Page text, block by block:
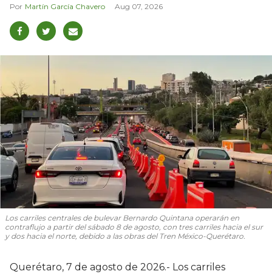
Martín García Chavero Aug 07, 2026
Los carriles centrales de bulevar Bernardo Quintana operarán en
contraflujo a partir del sábado 8 de agosto, con tres carriles hacia el sur
y dos hacia el norte, debido a las obras del Tren México-Querétaro.
Querétaro, 7 de agosto de 2026.- Los carriles